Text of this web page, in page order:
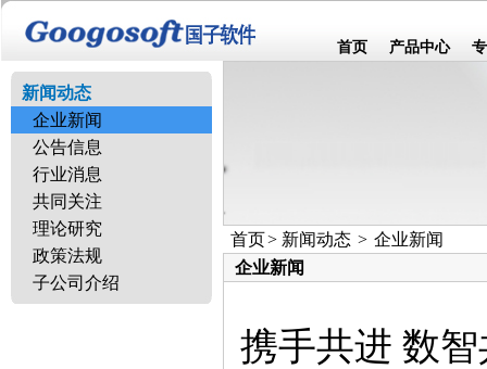
首页 产品中心
新闻动态
企业新闻
公告信息
行业消息
共同关注
理论研究
政策法规
子公司介绍
首页> 新闻动态 > 企业新闻
企业新闻
携手共进 数